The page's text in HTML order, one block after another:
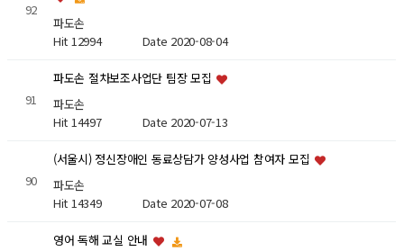
92
파도손
Hit 12994 Date 2020-08-04
91
파도손 절차보조사업단 팀장 모집
파도손
Hit 14497 Date 2020-07-13
90
(서울시) 정신장애인 동료상담가 양성사업 참여자 모집
파도손
Hit 14349 Date 2020-07-08
영어 독해 교실 안내